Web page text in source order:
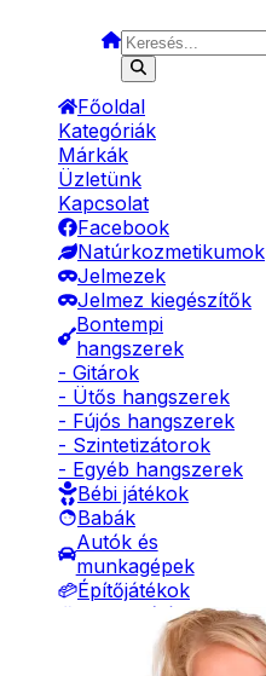
Főoldal
Kategóriák
Márkák
Üzletünk
Kapcsolat
Facebook
Natúrkozmetikumok
Jelmezek
Jelmez kiegészítők
Bontempi
hangszerek
- Gitárok
- Ütős hangszerek
- Fújós hangszerek
- Szintetizátorok
- Egyéb hangszerek
Bébi játékok
Babák
Autók és
munkagépek
Építőjátékok
Szerepjátékok
Kreatív játékok
- Kreatív játékok